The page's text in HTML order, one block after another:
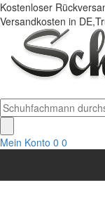
Kostenloser
Versandkosten in
Mein Konto 0 0